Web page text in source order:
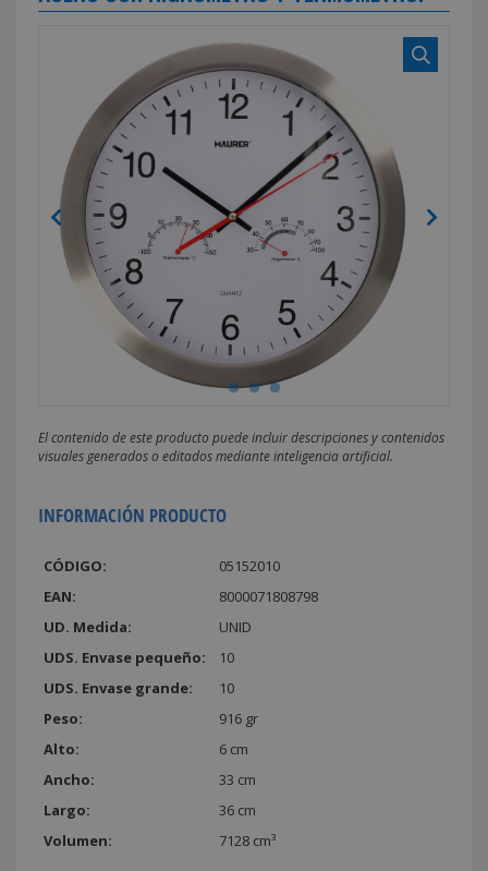
El contenido de este producto puede incluir descripciones y contenidos
visuales generados o editados mediante inteligencia artificial.
INFORMACIÓN PRODUCTO
CÓDIGO:
05152010
EAN:
8000071808798
UD. Medida:
UNID
UDS. Envase pequeño:
10
UDS. Envase grande:
10
Peso:
916 gr
Alto:
6 cm
Ancho:
33 cm
Largo:
36 cm
Volumen:
7128 cm³